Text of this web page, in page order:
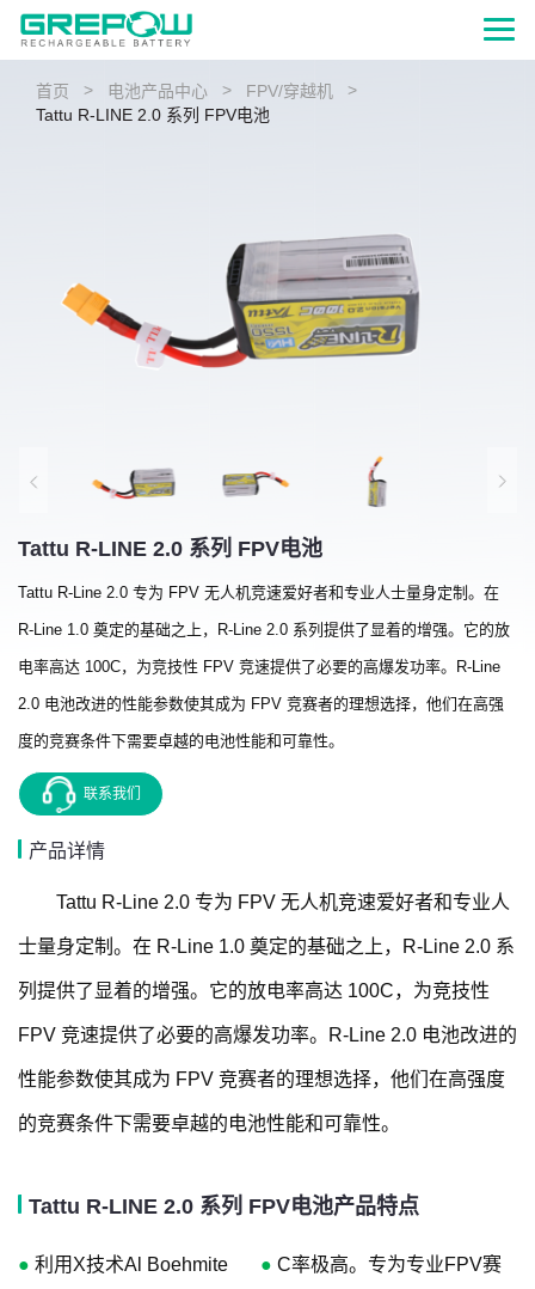
首页 > 电池产品中心 > FPV/穿越机
>
Tattu R-LINE 2.0 系列 FPV电池
Tattu R-LINE 2.0 系列 FPV电池
Tattu R-Line 2.0 专为 FPV 无人机竞速爱好者和专业人士量身定制。在
R-Line 1.0 奠定的基础之上，R-Line 2.0 系列提供了显着的增强。它的放
电率高达 100C，为竞技性 FPV 竞速提供了必要的高爆发功率。R-Line
2.0 电池改进的性能参数使其成为 FPV 竞赛者的理想选择，他们在高强
度的竞赛条件下需要卓越的电池性能和可靠性。
联系我们
产品详情
Tattu R-Line 2.0 专为 FPV 无人机竞速爱好者和专业人
士量身定制。在 R-Line 1.0 奠定的基础之上，R-Line 2.0 系
列提供了显着的增强。它的放电率高达 100C，为竞技性
FPV 竞速提供了必要的高爆发功率。R-Line 2.0 电池改进的
性能参数使其成为 FPV 竞赛者的理想选择，他们在高强度
的竞赛条件下需要卓越的电池性能和可靠性。
Tattu R-LINE 2.0 系列 FPV电池产品特点
● 利用X技术Al Boehmite ● C率极高。专为专业FPV赛